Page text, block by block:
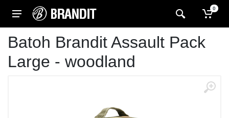
0
Batoh Brandit Assault Pack
Large - woodland